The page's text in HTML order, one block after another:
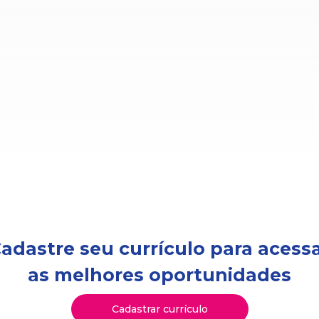
seu currículo para
as melhores oportunidades
Cadastrar currículo